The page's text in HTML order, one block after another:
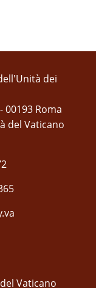
dei
00193 Roma
del Vaticano
Vaticano